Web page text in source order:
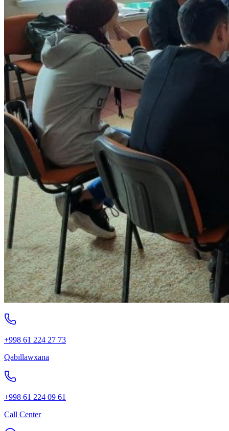
+998 61 224 27 73
Qabıllawxana
+998 61 224 09 61
Call Center